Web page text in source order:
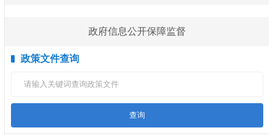
政府信息公开保障监督
政策文件查询
查询